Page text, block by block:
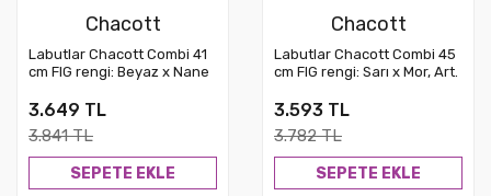
Chacott
Labutlar Chacott Combi 41
cm FIG rengi: Beyaz x Nane
3.649 TL
3.841 TL
SEPETE EKLE
Chacott
Labutlar Chacott Combi 45
cm FIG rengi: Sarı x Mor, Art.
3.593 TL
3.782 TL
SEPETE EKLE